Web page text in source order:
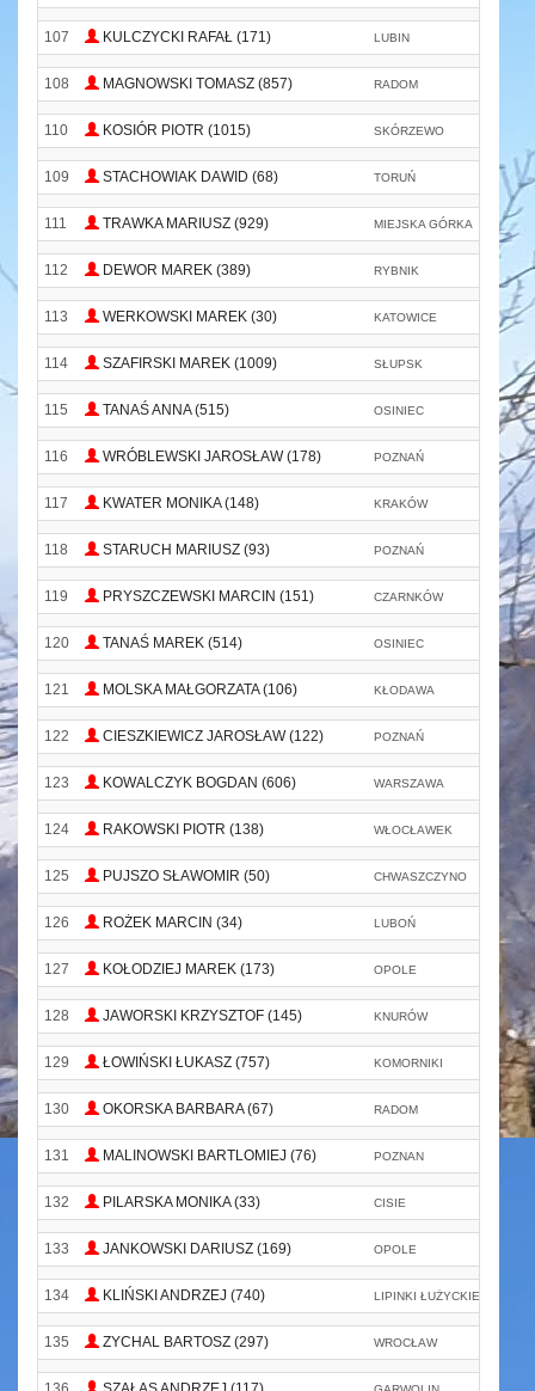
107 KULCZYCKI RAFAŁ (171) LUBIN
108 MAGNOWSKI TOMASZ (857) RADOM
110 KOSIÓR PIOTR (1015) SKÓRZEWO
109 STACHOWIAK DAWID (68) TORUŃ
111 TRAWKA MARIUSZ (929) MIEJSKA GÓRKA
112 DEWOR MAREK (389) RYBNIK
113 WERKOWSKI MAREK (30) KATOWICE
114 SZAFIRSKI MAREK (1009) SŁUPSK
115 TANAŚ ANNA (515) OSINIEC
116 WRÓBLEWSKI JAROSŁAW (178) POZNAŃ
117 KWATER MONIKA (148) KRAKÓW
118 STARUCH MARIUSZ (93) POZNAŃ
119 PRYSZCZEWSKI MARCIN (151) CZARNKÓW -
120 TANAŚ MAREK (514) OSINIEC
121 MOLSKA MAŁGORZATA (106) KŁODAWA
122 CIESZKIEWICZ JAROSŁAW (122) POZNAŃ
123 KOWALCZYK BOGDAN (606) WARSZAWA
124 RAKOWSKI PIOTR (138) WŁOCŁAWEK
125 PUJSZO SŁAWOMIR (50) CHWASZCZYNO
126 ROŻEK MARCIN (34) LUBOŃ
127 KOŁODZIEJ MAREK (173) OPOLE
128 JAWORSKI KRZYSZTOF (145) KNURÓW
129 ŁOWIŃSKI ŁUKASZ (757) KOMORNIKI
130 OKORSKA BARBARA (67) RADOM
131 MALINOWSKI BARTLOMIEJ (76) POZNAN
132 PILARSKA MONIKA (33) CISIE
133 JANKOWSKI DARIUSZ (169) OPOLE
134 KLIŃSKI ANDRZEJ (740) LIPINKI ŁUŻYCKIE
135 ZYCHAL BARTOSZ (297) WROCŁAW